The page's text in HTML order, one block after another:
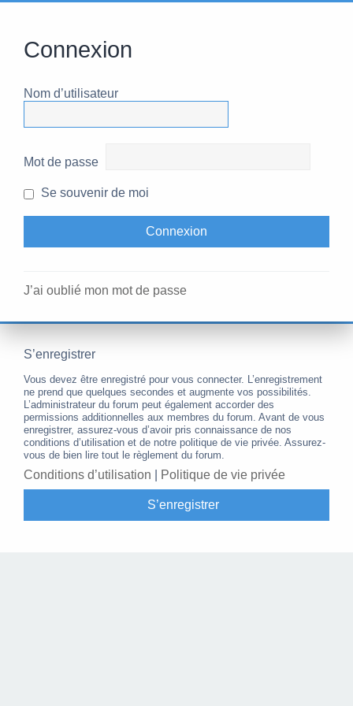
Connexion
Nom d’utilisateur
Mot de passe
Se souvenir de moi
J’ai oublié mon mot de passe
S’enregistrer
Vous devez être enregistré pour vous connecter. L’enregistrement
ne prend que quelques secondes et augmente vos possibilités.
L’administrateur du forum peut également accorder des
permissions additionnelles aux membres du forum. Avant de vous
enregistrer, assurez-vous d’avoir pris connaissance de nos
conditions d’utilisation et de notre politique de vie privée. Assurez-
vous de bien lire tout le règlement du forum.
Conditions d’utilisation Politique de vie privée
S’enregistrer